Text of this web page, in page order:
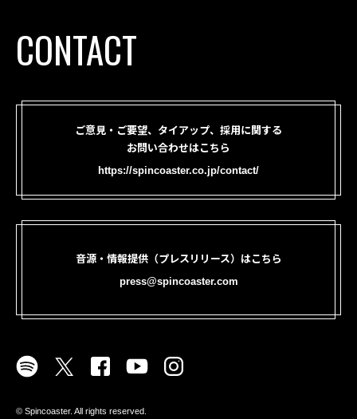
CONTACT
ご意見・ご要望、タイアップ、採用に関する
お問い合わせはこちら
https://spincoaster.co.jp/contact/
音源・情報提供（プレスリリース）はこちら
press@spincoaster.com
©︎ Spincoaster. All rights reserved.